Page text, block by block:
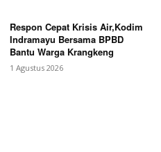
Respon Cepat Krisis Air,Kodim
Indramayu Bersama BPBD
Bantu Warga Krangkeng
1 Agustus 2026